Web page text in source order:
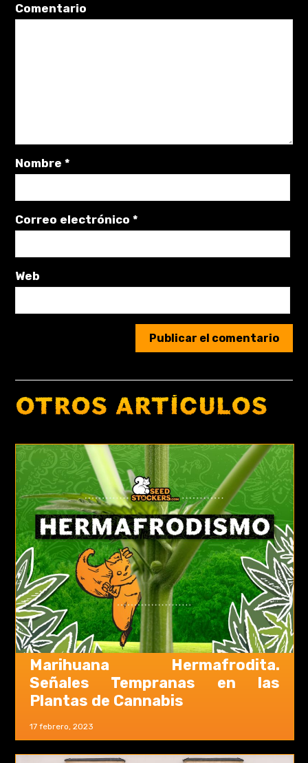
Comentario
Nombre*
Correo electrónico*
Web
OTROS ARTÍCULOS
17 febrero, 2023
Marihuana Hermafrodita.
Señales Tempranas en las
Plantas de Cannabis